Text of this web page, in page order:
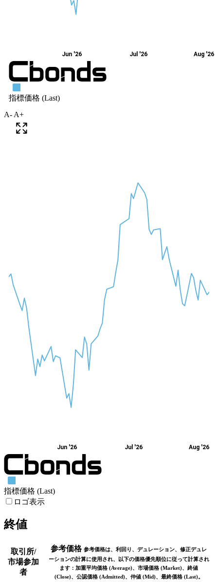
A- A+
Jun '26 Jul '26 Aug '26
指標価格 (Last)
ロゴ表示
終値
取引所/
市場参加
者
参考価格 参考価格は、利回り、デュレーション、修正デュレ
ーションの計算に使用され、以下の価格優先順位に従って計算され
ます：加重平均価格 (Average)、市場価格 (Market)、終値
(Close)、公認価格 (Admitted)、仲値 (Mid)、最終価格 (Last)。